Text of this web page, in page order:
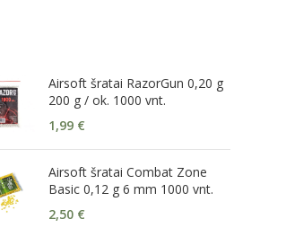
Airsoft šratai RazorGun 0,20 g
200 g / ok. 1000 vnt.
1,99 €
Airsoft šratai Combat Zone
Basic 0,12 g 6 mm 1000 vnt.
2,50 €